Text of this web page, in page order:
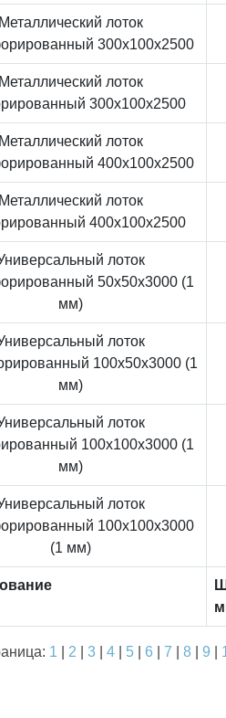
Металлический лоток
300x100x2500
Металлический лоток
300x100x2500
Металлический лоток
400x100x2500
Металлический лоток
400x100x2500
лоток
50x50x3000 (1
мм)
лоток
100x50x3000 (1
мм)
лоток
100x100x3000 (1
мм)
лоток
100x100x3000
(1 мм)
1 2 3| 4| 5| 6 7 8| 9